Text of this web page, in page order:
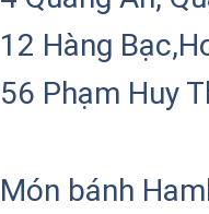
12 Hàng
56 Phạm Huy
Món bánh